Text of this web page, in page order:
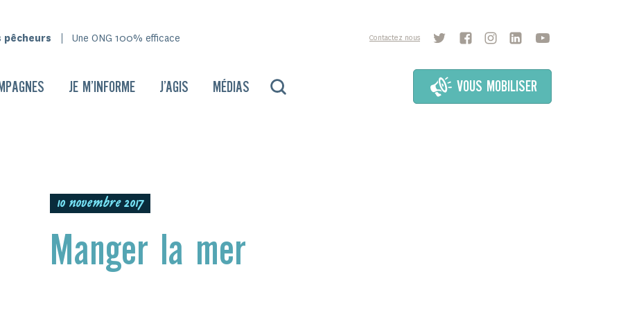
Une ONG 100% efficace Contactez nous
JE M’INFORME J’AGIS MÉDIAS VOUS MOBILISER
10 novembre 2017
Manger la mer